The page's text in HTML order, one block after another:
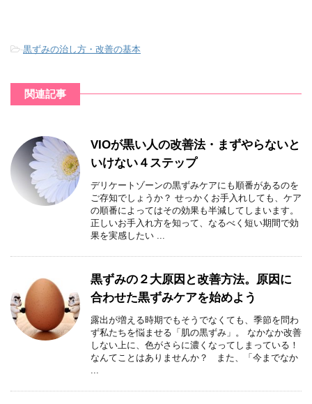
-黒ずみの治し方・改善の基本
関連記事
VIOが黒い人の改善法・まずやらないと
いけない４ステップ
デリケートゾーンの黒ずみケアにも順番があるのを
ご存知でしょうか？ せっかくお手入れしても、ケア
の順番によってはその効果も半減してしまいます。
正しいお手入れ方を知って、なるべく短い期間で効
果を実感したい ...
黒ずみの２大原因と改善方法。原因に
合わせた黒ずみケアを始めよう
露出が増える時期でもそうでなくても、季節を問わ
ず私たちを悩ませる「肌の黒ずみ」。 なかなか改善
しない上に、色がさらに濃くなってしまっている！
なんてことはありませんか？ また、「今までなか